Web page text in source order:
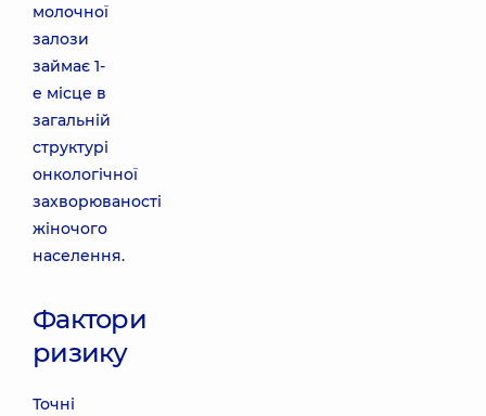
молочної
залози
займає 1-
е місце в
загальній
структурі
онкологічної
захворюваності
жіночого
населення.
Фактори
ризику
Точні